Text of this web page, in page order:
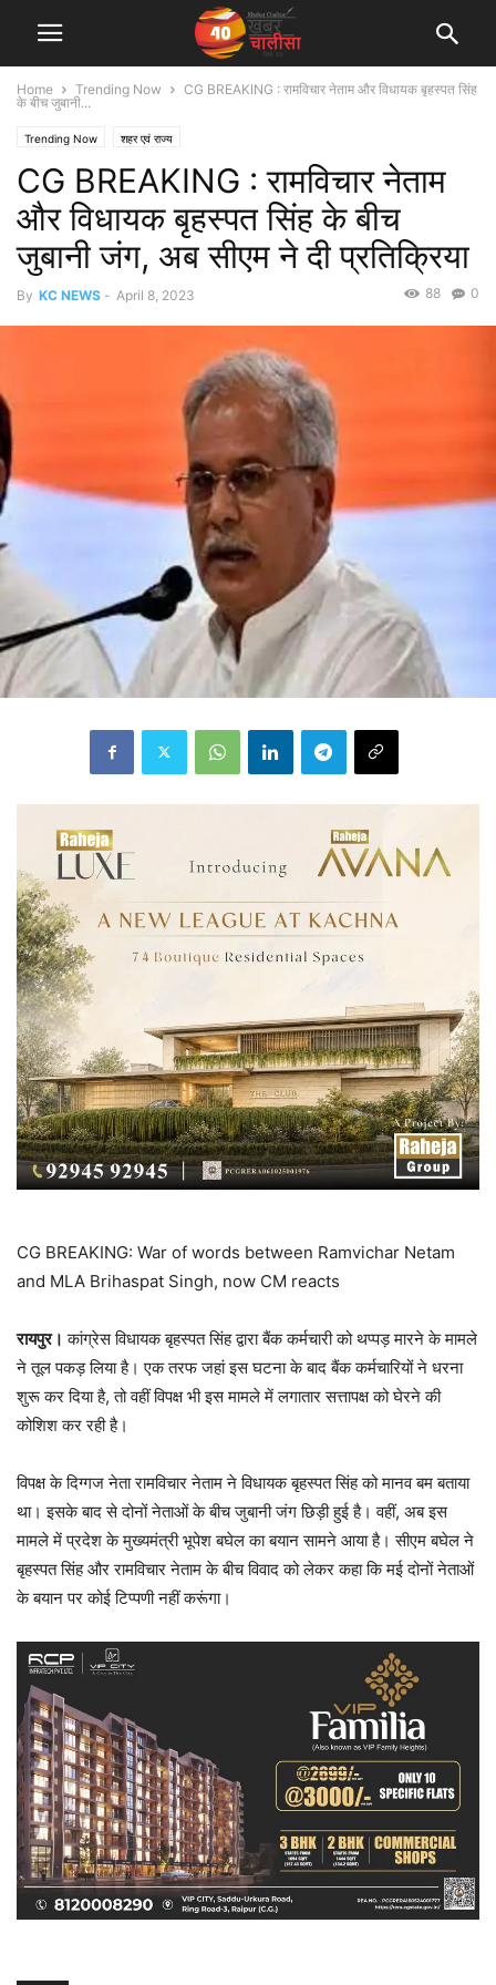
Home Trending Now
CG BREAKING : रामविचार नेताम और विधायक बृहस्पत सिंह
के बीच जुबानी...
Trending Now शहर एवं राज्य
CG BREAKING : रामविचार नेताम
और विधायक बृहस्पत सिंह के बीच
जुबानी जंग, अब सीएम ने दी प्रतिक्रिया
By KC NEWS - April 8, 2023 0
88
CG BREAKING: War of words between Ramvichar Netam
and MLA Brihaspat Singh, now CM reacts
रायपुर। कांग्रेस विधायक बृहस्पत सिंह द्वारा बैंक कर्मचारी को थप्पड़ मारने के मामले
ने तूल पकड़ लिया है। एक तरफ जहां इस घटना के बाद बैंक कर्मचारियों ने धरना
शुरू कर दिया है, तो वहीं विपक्ष भी इस मामले में लगातार सत्तापक्ष को घेरने की
कोशिश कर रही है।
विपक्ष के दिग्गज नेता रामविचार नेताम ने विधायक बृहस्पत सिंह को मानव बम बताया
था। इसके बाद से दोनों नेताओं के बीच जुबानी जंग छिड़ी हुई है। वहीं, अब इस
मामले में प्रदेश के मुख्यमंत्री भूपेश बघेल का बयान सामने आया है। सीएम बघेल ने
बृहस्पत सिंह और रामविचार नेताम के बीच विवाद को लेकर कहा कि मई दोनों नेताओं
के बयान पर कोई टिप्पणी नहीं करूंगा।